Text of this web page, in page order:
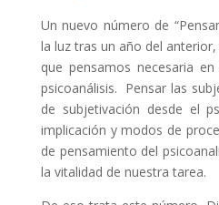
Un nuevo número de
la luz tras un año del
que pensamos necesaria
psicoanálisis. Pensar las
de subjetivación desde el
implicación y modos de
de pensamiento del
la vitalidad de nuestra tarea.